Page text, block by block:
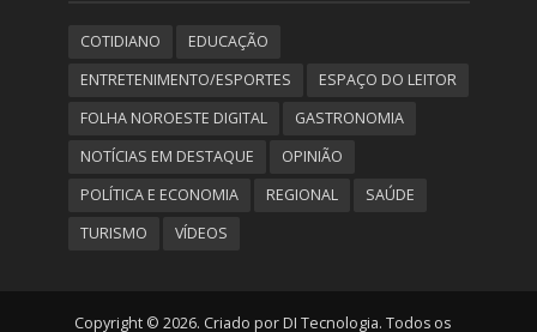
COTIDIANO
EDUCAÇÃO
ENTRETENIMENTO/ESPORTES
ESPAÇO DO LEITOR
FOLHA NOROESTE DIGITAL
GASTRONOMIA
NOTÍCIAS EM DESTAQUE
OPINIÃO
POLÍTICA E ECONOMIA
REGIONAL
SAÚDE
TURISMO
VÍDEOS
Copyright © 2026. Criado por DI Tecnologia. Todos os